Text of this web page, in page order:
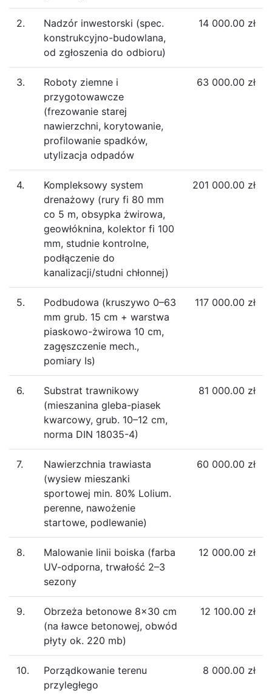
2.
Nadzór inwestorski (spec.
konstrukcyjno-budowlana,
od zgłoszenia do odbioru)
14 000.00 zł
3.
Roboty ziemne i
przygotowawcze
(frezowanie starej
nawierzchni, korytowanie,
profilowanie spadków,
utylizacja odpadów
63 000.00 zł
4.
Kompleksowy system
drenażowy (rury fi 80 mm
co 5 m, obsypka żwirowa,
geowłóknina, kolektor fi 100
mm, studnie kontrolne,
podłączenie do
kanalizacji/studni chłonnej)
201 000.00 zł
5.
Podbudowa (kruszywo 0–63
mm grub. 15 cm + warstwa
piaskowo-żwirowa 10 cm,
zagęszczenie mech.,
pomiary Is)
117 000.00 zł
6.
Substrat trawnikowy
(mieszanina gleba-piasek
kwarcowy, grub. 10–12 cm,
norma DIN 18035-4)
81 000.00 zł
7.
Nawierzchnia trawiasta
(wysiew mieszanki
sportowej min. 80% Lolium.
perenne, nawożenie
startowe, podlewanie)
60 000.00 zł
8.
Malowanie linii boiska (farba
UV-odporna, trwałość 2–3
sezony
12 000.00 zł
9.
Obrzeża betonowe 8×30 cm
(na ławce betonowej, obwód
płyty ok. 220 mb)
12 100.00 zł
10.
Porządkowanie terenu
przyległego
8 000.00 zł